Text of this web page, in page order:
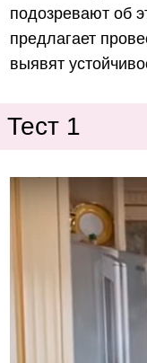
подозревают об
предлагает
выявят
Тест 1